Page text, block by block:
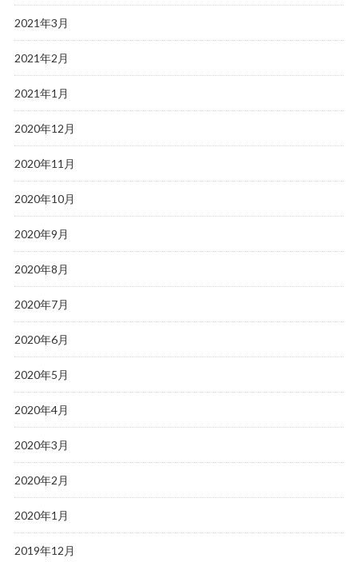
2021年3月
2021年2月
2021年1月
2020年12月
2020年11月
2020年10月
2020年9月
2020年8月
2020年7月
2020年6月
2020年5月
2020年4月
2020年3月
2020年2月
2020年1月
2019年12月